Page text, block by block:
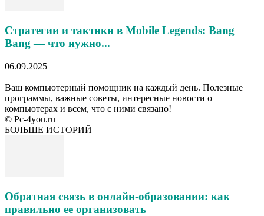
Стратегии и тактики в Mobile Legends: Bang
Bang — что нужно...
06.09.2025
Ваш компьютерный помощник на каждый день. Полезные
программы, важные советы, интересные новости о
компьютерах и всем, что с ними связано!
© Pc-4you.ru
БОЛЬШЕ ИСТОРИЙ
Обратная связь в онлайн-образовании: как
правильно ее организовать